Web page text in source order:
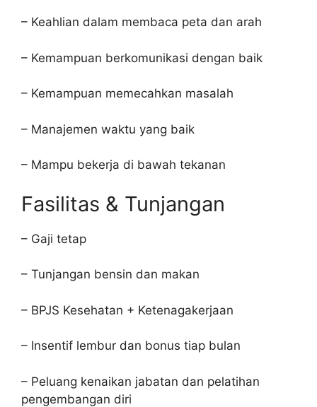
– Keahlian dalam membaca peta dan arah
– Kemampuan berkomunikasi dengan baik
– Kemampuan memecahkan masalah
– Manajemen waktu yang baik
– Mampu bekerja di bawah tekanan
Fasilitas & Tunjangan
– Gaji tetap
– Tunjangan bensin dan makan
– BPJS Kesehatan + Ketenagakerjaan
– Insentif lembur dan bonus tiap bulan
– Peluang kenaikan jabatan dan pelatihan
pengembangan diri